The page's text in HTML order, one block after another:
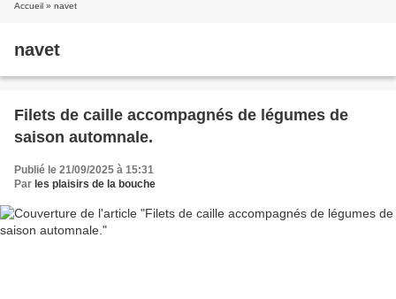
Accueil » navet
navet
Filets de caille accompagnés de légumes de
saison automnale.
Publié le 21/09/2025 à 15:31
Par les plaisirs de la bouche